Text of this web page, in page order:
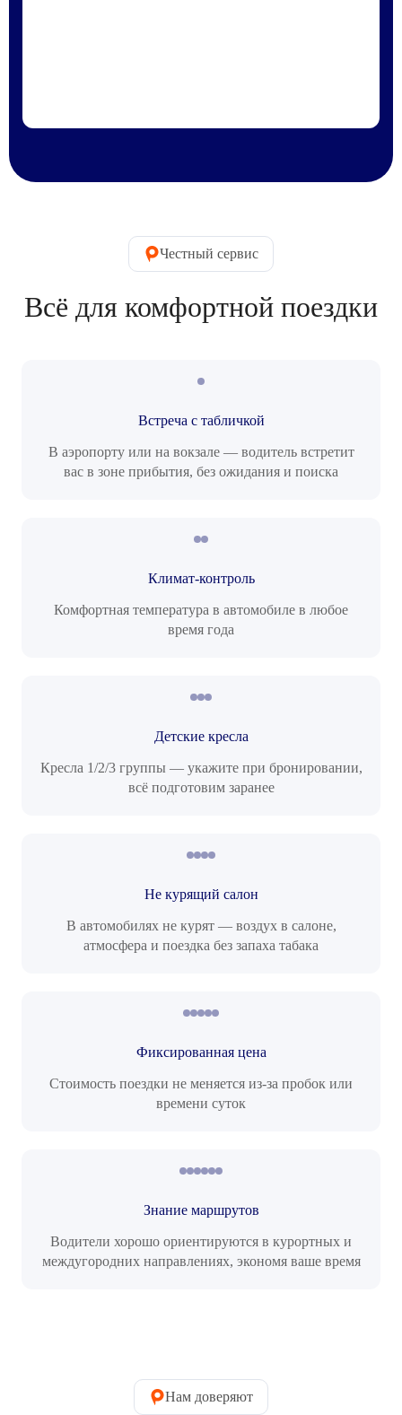
Честный сервис
Всё для комфортной поездки
Встреча с табличкой
В аэропорту или на вокзале — водитель встретит
вас в зоне прибытия, без ожидания и поиска
Климат-контроль
Комфортная температура в автомобиле в любое
время года
Детские кресла
Кресла 1/2/3 группы — укажите при бронировании,
всё подготовим заранее
Не курящий салон
В автомобилях не курят — воздух в салоне,
атмосфера и поездка без запаха табака
Фиксированная цена
Стоимость поездки не меняется из-за пробок или
времени суток
Знание маршрутов
Водители хорошо ориентируются в курортных и
междугородних направлениях, экономя ваше время
Нам доверяют